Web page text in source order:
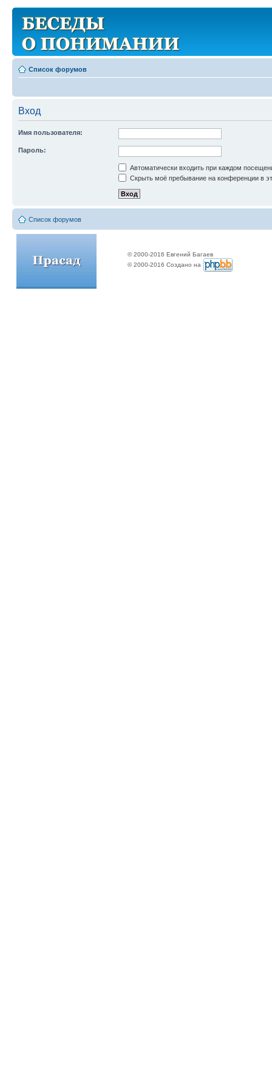
Список форумов
Вход
Имя пользователя:
Пароль:
Автоматически входить при каждом
Скрыть моё пребывание на конференции в
Список форумов
© 2000-2016 Евгений Багаев
© 2000-2016 Создано на